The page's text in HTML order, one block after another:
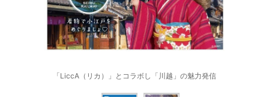
「LiccA（リカ）」とコラボし「川越」の魅力発信